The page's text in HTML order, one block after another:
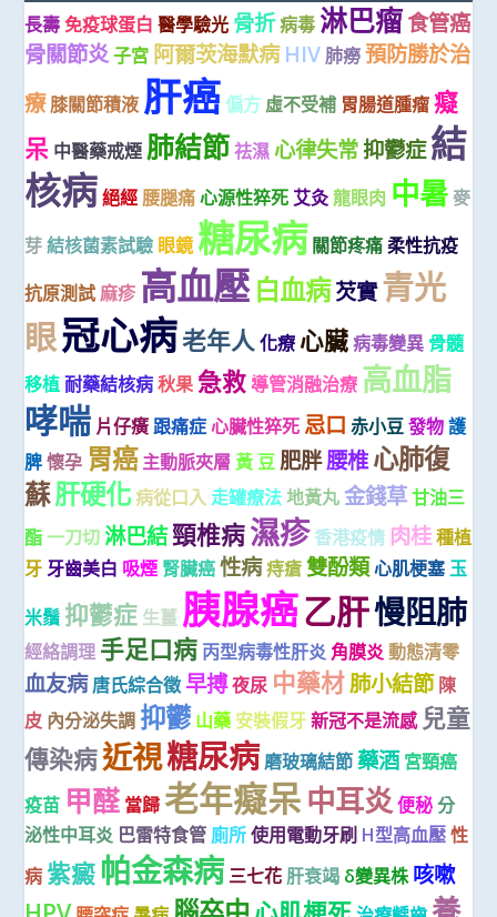
長壽 免疫球蛋白 醫學驗光 骨折病毒 淋巴瘤食管癌
骨關節炎子宮 阿爾茨海默病 HIV 肺癆 預防勝於治
療 膝關節積液 肝癌 偏方 虛不受補 胃腸道腫瘤 癡
呆 中醫藥戒煙 肺結節 祛濕 心律失常抑鬱症結
核病 絕經 腰腿痛 心源性猝死 艾灸 龍眼肉 中暑 麥
芽 結核菌素試驗 眼鏡 糖尿病 關節疼痛 柔性抗疫
抗原測試 麻疹 高血壓 白血病芡實青光
眼冠心病老年人 化療 心臟 病毒變異 骨髓
移植 耐藥結核病 秋果 急救 導管消融治療 高血脂
哮喘 片仔癀 跟痛症 心臟性猝死 忌口 赤小豆 發物 護
脾 懷孕 胃癌 主動脈夾層 黃 豆 肥胖腰椎心肺復
蘇肝硬化病從口入 走罐療法 地黃丸 金錢草 甘油三
酯 一刀切 淋巴結頸椎病濕疹 香港疫情 肉桂種植
牙 牙齒美白 吸煙 腎臟癌 性病痔瘡 雙酚類心肌梗塞 玉
米鬚 抑鬱症 生薑 胰腺癌乙肝慢阻肺
經絡調理 手足口病 丙型病毒性肝炎 角膜炎 動態清零
血友病 唐氏綜合徵 早搏夜尿 中藥材肺小結節 陳
皮 內分泌失調 抑鬱 山藥 安裝假牙 新冠不是流感 兒童
傳染病近視糖尿病磨玻璃結節 藥酒 宮頸癌
疫苗 甲醛 當歸 老年癡呆中耳炎便秘 分
泌性中耳炎 巴雷特食管 廁所 使用電動牙刷 H型高血壓 性
病 紫癜帕金森病 三七花 肝衰竭 δ變異株 咳嗽